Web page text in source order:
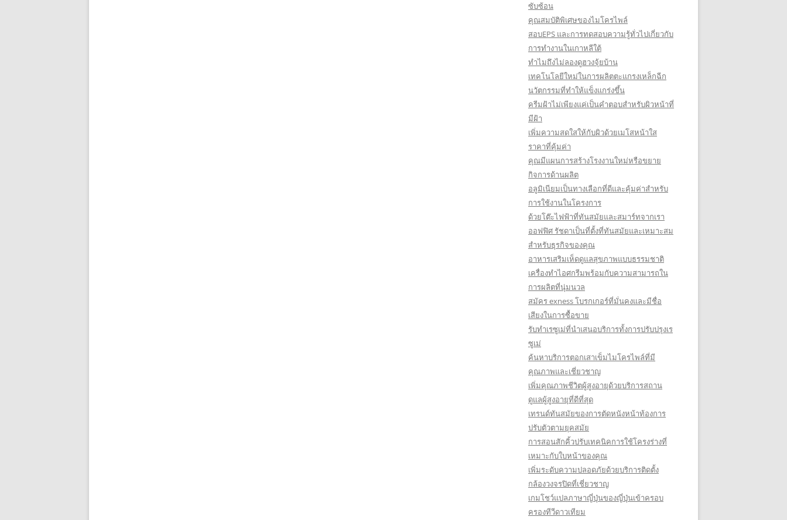
ซับซ้อน
คุณสมบัติพิเศษของไมโครไพล์
สอบEPS และการทดสอบความรู้ทั่วไปเกี่ยวกับ
การทำงานในเกาหลีใต้
ทำไมถึงไม่ลองดูฮวงจุ้ยบ้าน
เทคโนโลยีใหม่ในการผลิตตะแกรงเหล็กฉีก
นวัตกรรมที่ทำให้แข็งแกร่งขึ้น
ครีมฝ้าไม่เพียงแค่เป็นคำตอบสำหรับผิวหน้าที่
มีฝ้า
เพิ่มความสดใสให้กับผิวด้วยเมโสหน้าใส
ราคาที่คุ้มค่า
คุณมีแผนการสร้างโรงงานใหม่หรือขยาย
กิจการด้านผลิต
อลูมิเนียมเป็นทางเลือกที่ดีและคุ้มค่าสำหรับ
การใช้งานในโครงการ
ด้วยโต๊ะไฟฟ้าที่ทันสมัยและสมาร์ทจากเรา
ออฟฟิศ รัชดาเป็นที่ตั้งที่ทันสมัยและเหมาะสม
สำหรับธุรกิจของคุณ
อาหารเสริมเห็ดดูแลสุขภาพแบบธรรมชาติ
เครื่องทำไอศกรีมพร้อมกับความสามารถใน
การผลิตที่นุ่มนวล
สมัคร exness โบรกเกอร์ที่มั่นคงและมีชื่อ
เสียงในการซื้อขาย
รับทำเรซูเม่ที่นำเสนอบริการทั้งการปรับปรุงเร
ซูเม่
ค้นหาบริการตอกเสาเข็มไมโครไพล์ที่มี
คุณภาพและเชี่ยวชาญ
เพิ่มคุณภาพชีวิตผู้สูงอายุด้วยบริการสถาน
ดูแลผู้สูงอายุที่ดีที่สุด
เทรนด์ทันสมัยของการตัดหนังหน้าท้องการ
ปรับตัวตามยุคสมัย
การสอนสักคิ้วปรับเทคนิคการใช้โครงร่างที่
เหมาะกับใบหน้าของคุณ
เพิ่มระดับความปลอดภัยด้วยบริการติดตั้ง
กล้องวงจรปิดที่เชี่ยวชาญ
เกมโชว์แปลภาษาญี่ปุ่นของญี่ปุ่นเข้าครอบ
ครองทีวีดาวเทียม